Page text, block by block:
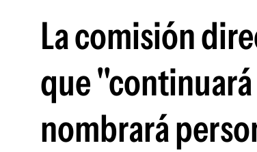
La comisión
que
nombrará